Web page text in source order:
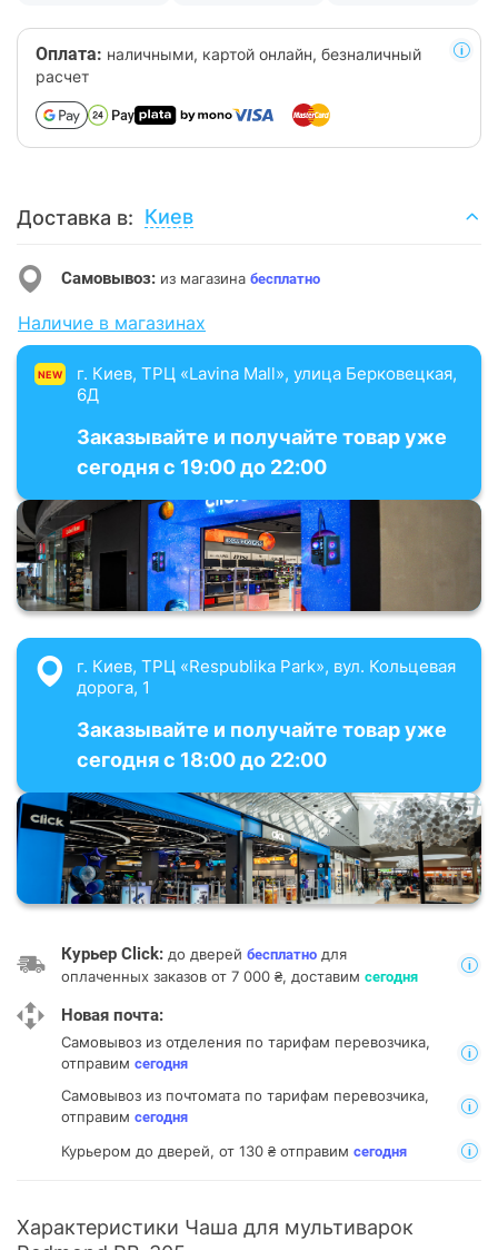
Оплата: наличными, картой онлайн, безналичный
расчет
Доставка в: Киев
Самовывоз: из магазина бесплатно
Наличие в магазинах
NEW
г. Киев, ТРЦ «Lavina Mall», улица Берковецкая,
6Д
Заказывайте и получайте товар уже
сегодня с 19:00 до 22:00
г. Киев, ТРЦ «Respublika Park», вул. Кольцевая
дорога, 1
Заказывайте и получайте товар уже
сегодня с 18:00 до 22:00
Курьер Click: до дверей бесплатно для
оплаченных заказов от 7 000 ₴, доставим сегодня
Новая почта:
Самовывоз из отделения по тарифам перевозчика,
отправим сегодня
Самовывоз из почтомата по тарифам перевозчика,
отправим сегодня
Курьером до дверей, от 130 ₴ отправим сегодня
Характеристики Чаша для мультиварок